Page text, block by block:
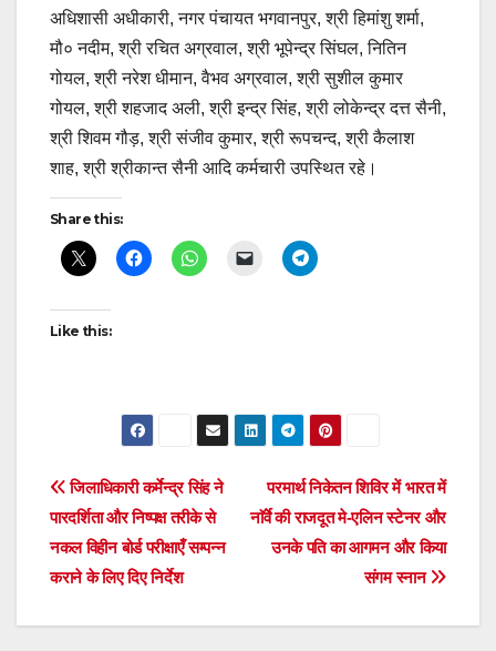
अधिशासी अधीकारी, नगर पंचायत भगवानपुर, श्री हिमांशु शर्मा,
मौ० नदीम, श्री रचित अग्रवाल, श्री भूपेन्द्र सिंघल, नितिन
गोयल, श्री नरेश धीमान, वैभव अग्रवाल, श्री सुशील कुमार
गोयल, श्री शहजाद अली, श्री इन्द्र सिंह, श्री लोकेन्द्र दत्त सैनी,
श्री शिवम गौड़, श्री संजीव कुमार, श्री रूपचन्द, श्री कैलाश
शाह, श्री श्रीकान्त सैनी आदि कर्मचारी उपस्थित रहे।
Share this:
Like this:
Post
navigation
परमार्थ निकेतन शिविर में भारत में
नाॅर्वे की राजदूत मे-एलिन स्टेनर और
उनके पति का आगमन और किया
संगम स्नान
जिलाधिकारी कर्मेन्द्र सिंह ने
पारदर्शिता और निष्पक्ष तरीके से
नकल विहीन बोर्ड परीक्षाएँ सम्पन्न
कराने के लिए दिए निर्देश